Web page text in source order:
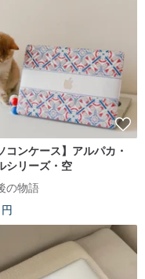
コンケース】アルパカ・
シリーズ・空
の物語